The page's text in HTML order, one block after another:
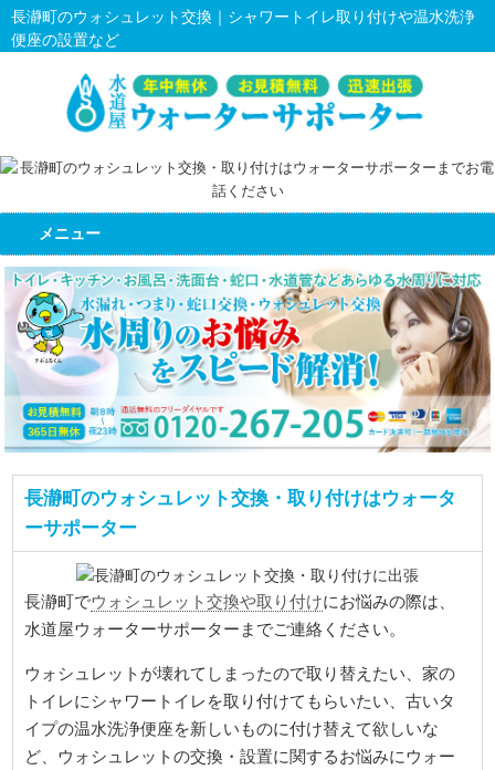
長瀞町のウォシュレット交換｜シャワートイレ取り付けや温水洗浄
便座の設置など
メニュー
長瀞町のウォシュレット交換・取り付けはウォータ
ーサポーター
長瀞町でウォシュレット交換や取り付けにお悩みの際は、
水道屋ウォーターサポーターまでご連絡ください。
ウォシュレットが壊れてしまったので取り替えたい、家の
トイレにシャワートイレを取り付けてもらいたい、古いタ
イプの温水洗浄便座を新しいものに付け替えて欲しいな
ど、ウォシュレットの交換・設置に関するお悩みにウォー